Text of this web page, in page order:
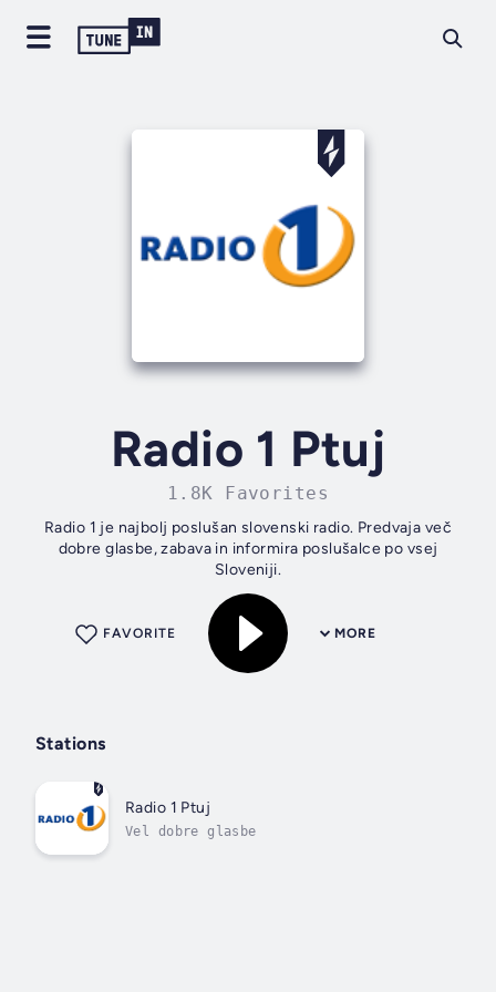
Radio 1 Ptuj
1.8K Favorites
Radio 1 je najbolj poslušan slovenski radio. Predvaja več
dobre glasbe, zabava in informira poslušalce po vsej
Sloveniji.
MORE
FAVORITE
Stations
Radio 1 Ptuj
Vel dobre glasbe